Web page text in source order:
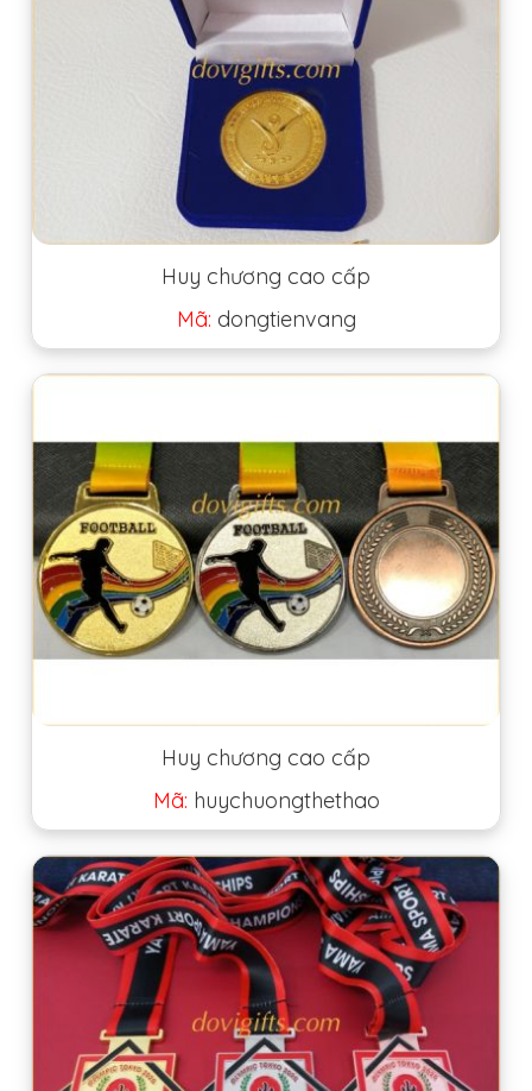
Huy chương cao cấp
Mã: dongtienvang
Huy chương cao cấp
Mã: huychuongthethao